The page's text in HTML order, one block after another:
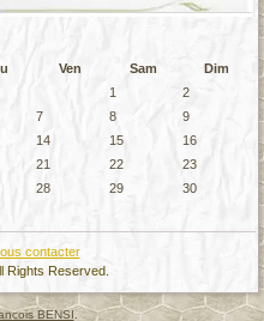
Ven Sam
Dim
1
2
7 8
9
14 15
16
21 22
23
28 29
30
contacter
Rights Reserved.
BENSI